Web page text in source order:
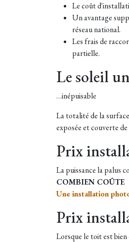
Le coût
Un avantage
réseau national.
Les frais de
partielle.
Le soleil
…inépuisable
La totalité de la
exposée et couverte
Prix
La puissance la palus
COMBIEN COÛTE
Une installation
Prix
Lorsque le toit est bien